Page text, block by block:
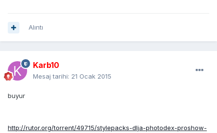
Alıntı
Karb10
Mesaj tarihi: 21 Ocak 2015
buyur
http://rutor.org/torrent/49715/stylepacks-dlja-photodex-proshow-